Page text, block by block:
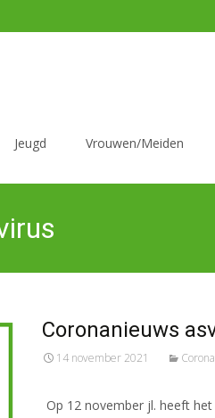
Jeugd Vrouwen/Meiden
Coronanieuws
14 november 2021
Op 12 november jl. heeft